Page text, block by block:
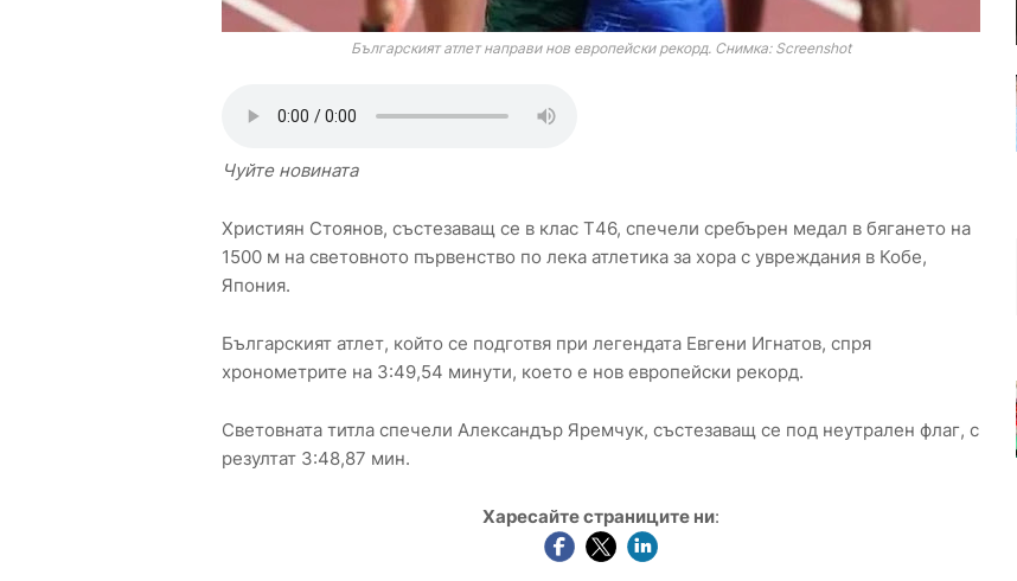
Българският атлет направи нов европейски рекорд. Снимка: Screenshot
Чуйте новината
Християн Стоянов, състезаващ се в клас Т46, спечели сребърен медал в бягането на
1500 м на световното първенство по лека атлетика за хора с увреждания в Кобе,
Япония.
Българският атлет, който се подготвя при легендата Евгени Игнатов, спря
хронометрите на 3:49,54 минути, което е нов европейски рекорд.
Световната титла спечели Александър Яремчук, състезаващ се под неутрален флаг, с
резултат 3:48,87 мин.
Харесайте страниците ни: